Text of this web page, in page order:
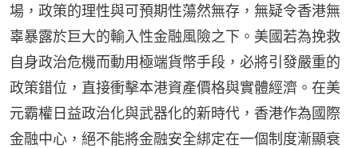
場，政策的理性與可預期性蕩然無存，無疑令香港無
辜暴露於巨大的輸入性金融風險之下。美國若為挽救
自身政治危機而動用極端貨幣手段，必將引發嚴重的
政策錯位，直接衝擊本港資產價格與實體經濟。在美
元霸權日益政治化與武器化的新時代，香港作為國際
金融中心，絕不能將金融安全綁定在一個制度漸顯衰